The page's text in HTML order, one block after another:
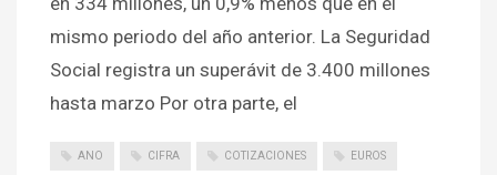
mismo periodo del año anterior. La Seguridad
Social registra un superávit de 3.400 millones
hasta marzo Por otra parte, el
ANO CIFRA COTIZACIONES EUROS